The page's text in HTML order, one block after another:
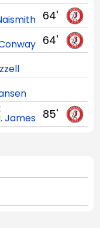
64'
64'
85'
James